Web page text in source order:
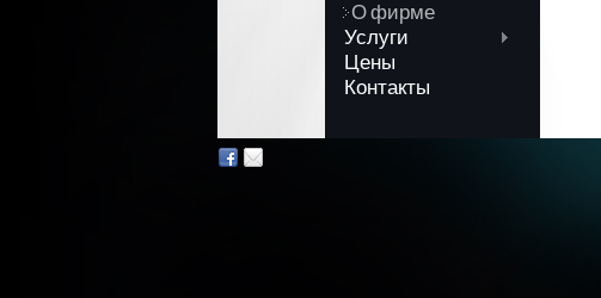
О фирме
Услуги
Цены
Контакты